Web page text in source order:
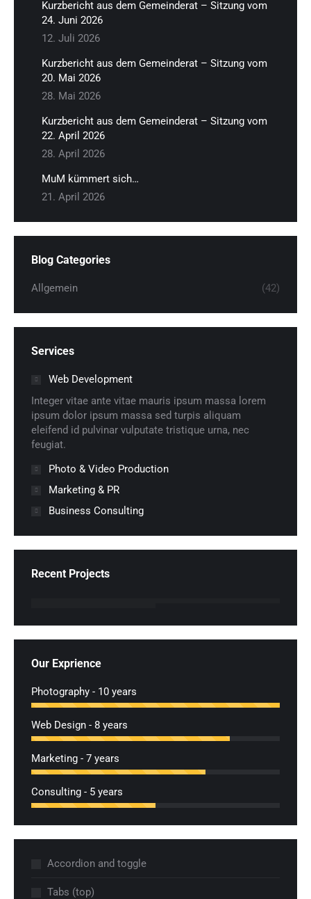
Kurzbericht aus dem Gemeinderat – Sitzung vom
24. Juni 2026
12. Juli 2026
Kurzbericht aus dem Gemeinderat – Sitzung vom
20. Mai 2026
28. Mai 2026
Kurzbericht aus dem Gemeinderat – Sitzung vom
22. April 2026
28. April 2026
MuM kümmert sich…
21. April 2026
Blog Categories
Allgemein (42)
Services
Web Development
Integer vitae ante vitae mauris ipsum massa lorem
ipsum dolor ipsum massa sed turpis aliquam
eleifend id pulvinar vulputate tristique urna, nec
feugiat.
Photo & Video Production
Marketing & PR
Business Consulting
Recent Projects
Our Exprience
Photography - 10 years
Web Design - 8 years
Marketing - 7 years
Consulting - 5 years
Accordion and toggle
Tabs (top)